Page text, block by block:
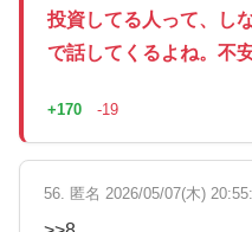
投資してる人って、し
で話してくるよね。不
+170 -19
56. 匿名 2026/05/07(木)